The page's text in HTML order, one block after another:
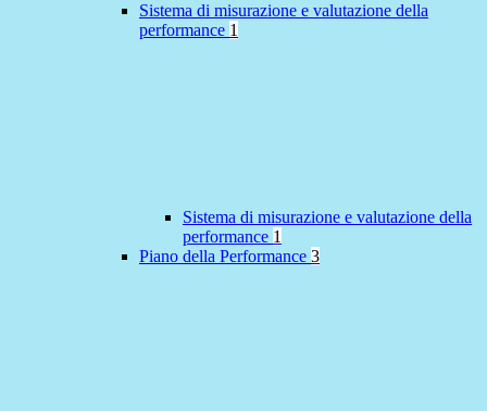
Sistema di misurazione e valutazione della
performance 1
Sistema di misurazione e valutazione della
performance 1
Piano della Performance 3